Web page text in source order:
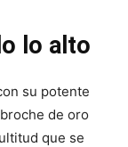
lo alto
su potente
de oro
que se